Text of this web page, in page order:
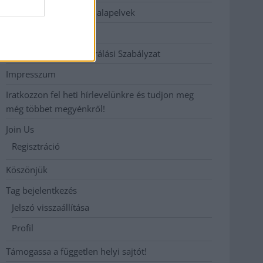
Etikai és függetlenségi alapelvek
Hozzászólási és Moderálási Szabályzat
Impresszum
Iratkozzon fel heti hírlevelünkre és tudjon meg
még többet megyénkről!
Join Us
Regisztráció
Köszönjük
Tag bejelentkezés
Jelszó visszaállítása
Profil
Támogassa a független helyi sajtót!